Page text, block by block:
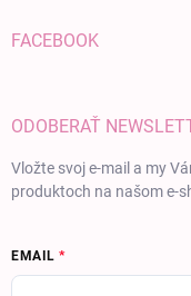
FACEBOOK
ODOBERAŤ
Vložte svoj e-mail a my
produktoch na našom e-
EMAIL